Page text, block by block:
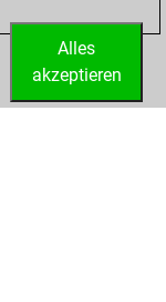
Alles
akzeptieren